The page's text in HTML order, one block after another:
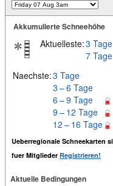
Akkumulierte Schneehöhe
Aktuelleste:3 Tage
7 Tage
Naechste:3 Tage
3 – 6 Tage
6 – 9 Tage
9 – 12 Tage
12 – 16 Tage
Ueberregionale Schneekarten
fuer Mitglieder Registrieren!
Aktuelle Bedingungen